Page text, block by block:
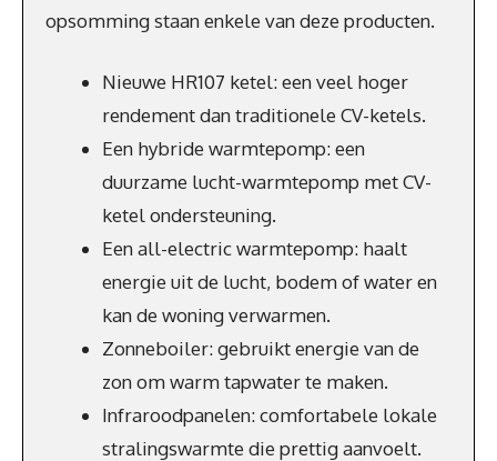
opsomming staan enkele van deze producten.
Nieuwe HR107 ketel: een veel hoger
rendement dan traditionele CV-ketels.
Een hybride warmtepomp: een
duurzame lucht-warmtepomp met CV-
ketel ondersteuning.
Een all-electric warmtepomp: haalt
energie uit de lucht, bodem of water en
kan de woning verwarmen.
Zonneboiler: gebruikt energie van de
zon om warm tapwater te maken.
Infraroodpanelen: comfortabele lokale
stralingswarmte die prettig aanvoelt.